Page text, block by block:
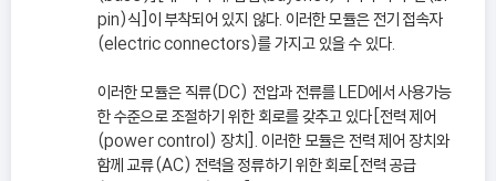
pin)식]이 부착되어 있지 않다. 이러한 모듈은 전기 접속자
(electric connectors)를 가지고 있을 수 있다.
이러한 모듈은 직류(DC) 전압과 전류를 LED에서 사용가능
한 수준으로 조절하기 위한 회로를 갖추고 있다[전력 제어
(power control) 장치]. 이러한 모듈은 전력 제어 장치와
함께 교류(AC) 전력을 정류하기 위한 회로[전력 공급